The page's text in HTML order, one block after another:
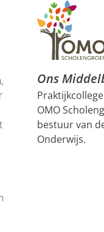
Ons
OMO
bestuur van
Onderwijs.